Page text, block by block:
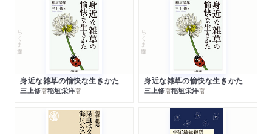
ちくま文庫
身近な雑草の愉快な生きかた
三上修著稲垣栄洋著
ちくま文庫
身近な雑草の愉快な生きかた
三上修著稲垣栄洋著